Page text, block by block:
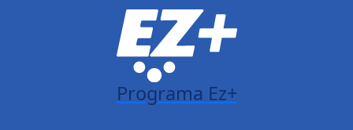
Programa Ez+